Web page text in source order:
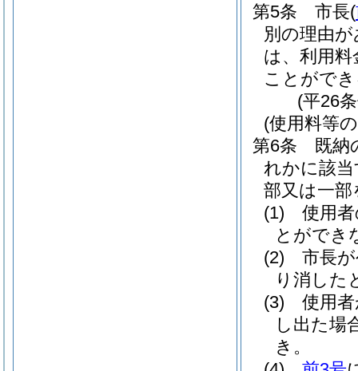
第5条
市長(
別の理由
は、利用料
ことがで
(平26
(使用料等
第6条
既納
れかに該
部又は一
(1)
使用
とができ
(2)
市長
り消した
(3)
使用
し出た場
き。